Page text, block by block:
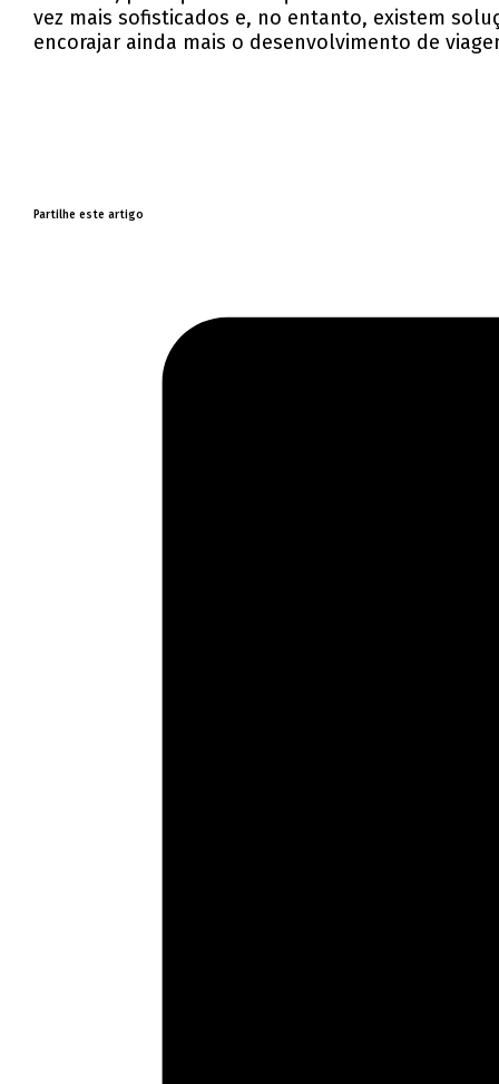
vez mais sofisticados e, no entanto, existem
encorajar ainda mais o desenvolvimento de
Partilhe este artigo